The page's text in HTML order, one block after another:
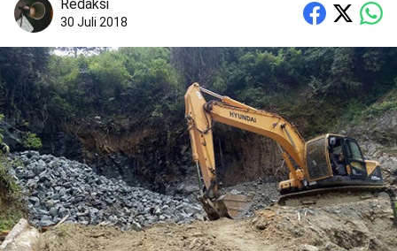
Redaksi
30 Juli 2018